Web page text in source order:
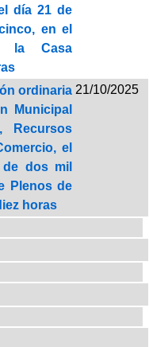
día 21 de
en el
la Casa
ordinaria
Municipal
Recursos
el
dos mil
Plenos de
horas
21/10/2025